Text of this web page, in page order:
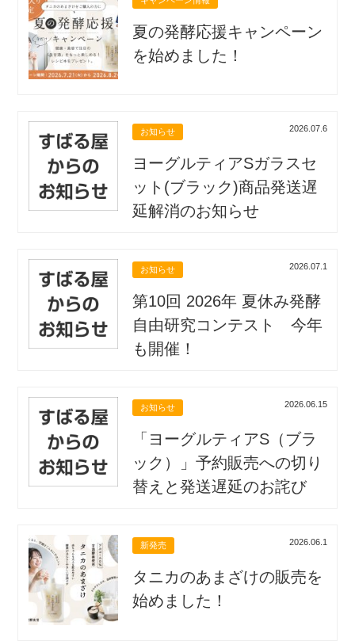
夏の発酵応援キャンペーン
を始めました！
お知らせ 2026.07.6
ヨーグルティアSガラスセ
ット(ブラック)商品発送遅
延解消のお知らせ
お知らせ 2026.07.1
第10回 2026年 夏休み発酵
自由研究コンテスト 今年
も開催！
お知らせ 2026.06.15
「ヨーグルティアS（ブラ
ック）」予約販売への切り
替えと発送遅延のお詫び
新発売 2026.06.1
タニカのあまざけの販売を
始めました！